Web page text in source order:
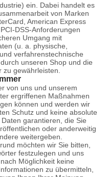
ein. Dabei handelt es
von Marken
American Express
DSS-Anforderungen
Umgang mit
(u. a. physische,
verfahrenstechnische
unseren Shop und die
zu gewährleisten.
von uns und unserem
ergriffenen Maßnahmen
können und werden wir
Schutz und keine absolute
garantieren, die Sie
oder anderweitig
weitergeben.
möchten wir Sie bitten,
festzulegen und uns
Möglichkeit keine
zu übermitteln,